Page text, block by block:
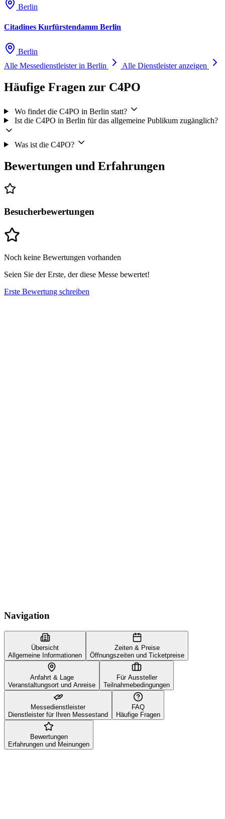
Berlin
Citadines Kurfürstendamm Berlin
Berlin
Alle Messedienstleister in Berlin
Alle Dienstleister anzeigen
Häufige Fragen zur C4PO
Wo findet die C4PO in Berlin statt?
Ist die C4PO in Berlin für das allgemeine Publikum zugänglich?
Was ist die C4PO?
Bewertungen und Erfahrungen
Besucherbewertungen
Noch keine Bewertungen vorhanden
Seien Sie der Erste, der diese Messe bewertet!
Erste Bewertung schreiben
Navigation
Übersicht
Allgemeine Informationen
Zeiten & Preise
Öffnungszeiten und Ticketpreise
Anfahrt & Lage
Veranstaltungsort und Anreise
Für Aussteller
Teilnahmebedingungen
Messedienstleister
Dienstleister für Ihren Messestand
FAQ
Häufige Fragen
Bewertungen
Erfahrungen und Meinungen